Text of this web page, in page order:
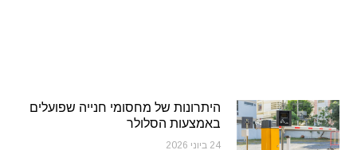
היתרונות של מחסומי חנייה שפועלים
באמצעות הסלולר
24 ביוני 2026